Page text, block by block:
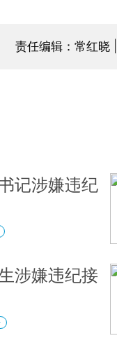
责任编辑：常红晓
记涉嫌违纪
涉嫌违纪接